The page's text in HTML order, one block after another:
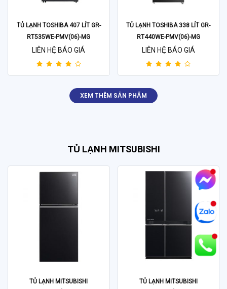
TỦ LẠNH TOSHIBA 407 LÍT GR-
RT535WE-PMV(06)-MG
LIÊN HỆ BÁO GIÁ
TỦ LẠNH TOSHIBA 338 LÍT GR-
RT440WE-PMV(06)-MG
LIÊN HỆ BÁO GIÁ
XEM THÊM SẢN PHẨM
TỦ LẠNH MITSUBISHI
TỦ LẠNH MITSUBISHI TỦ LẠNH MITSUBISHI